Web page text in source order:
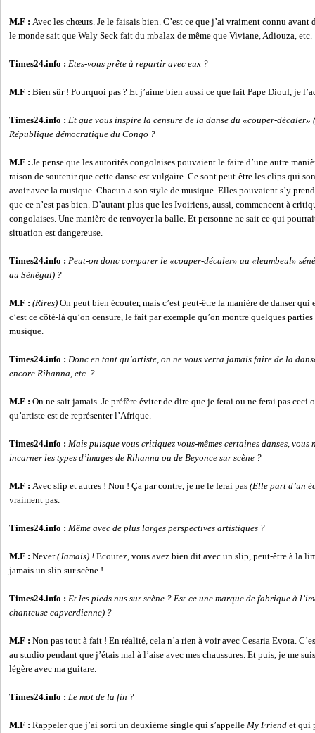
M.F :Avec les chœurs. Je le faisais bien. C’est ce que j’ai vraiment connu avant
le monde sait que Waly Seck fait du mbalax de même que Viviane, Adiouza, etc.
Times24.info :Etes-vous prête à repartir avec eux ?
M.F :Bien sûr ! Pourquoi pas ? Et j’aime bien aussi ce que fait Pape Diouf, je
Times24.info :Et que vous inspire la censure de la danse du «couper-
République démocratique du Congo ?
M.F :Je pense que les autorités congolaises pouvaient le faire d’une autre
raison de soutenir que cette danse est vulgaire. Ce sont peut-être les clips qui
avoir avec la musique. Chacun a son style de musique. Elles pouvaient s’y
que ce n’est pas bien. D’autant plus que les Ivoiriens, aussi, commencent à
congolaises. Une manière de renvoyer la balle. Et personne ne sait ce qui
situation est dangereuse.
Times24.info :Peut-on donc comparer le «couper-décaler» au «leumbeul»
au Sénégal) ?
M.F :(Rires) On peut bien écouter, mais c’est peut-être la manière de danser qui
c’est ce côté-là qu’on censure, le fait par exemple qu’on montre quelques
musique.
Times24.info :Donc en tant qu’artiste, on ne vous verra jamais faire de la
encore Rihanna, etc. ?
M.F :On ne sait jamais. Je préfère éviter de dire que je ferai ou ne ferai pas ceci
qu’artiste est de représenter l’Afrique.
Times24.info :Mais puisque vous critiquez vous-mêmes certaines danses, vous
incarner les types d’images de Rihanna ou de Beyonce sur scène ?
M.F :Avec slip et autres ! Non ! Ça par contre, je ne le ferai pas(Elle part d’un
vraiment pas.
Times24.info :Même avec de plus larges perspectives artistiques ?
M.F :Never(Jamais) ! Ecoutez, vous avez bien dit avec un slip, peut-être à la
jamais un slip sur scène !
Times24.info :Et les pieds nus sur scène ? Est-ce une marque de fabrique à
chanteuse capverdienne) ?
M.F :Non pas tout à fait ! En réalité, cela n’a rien à voir avec Cesaria Evora.
au studio pendant que j’étais mal à l’aise avec mes chaussures. Et puis, je me
légère avec ma guitare.
Times24.info :Le mot de la fin ?
M.F :Rappeler que j’ai sorti un deuxième single qui s’appelleMy Friend et qui